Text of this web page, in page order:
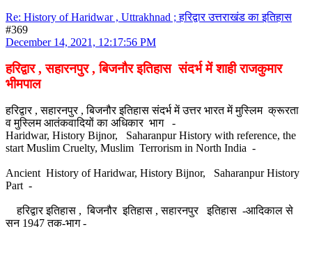
Re: History of Haridwar , Uttrakhnad ; हरिद्वार उत्तराखंड का इतिहास
#369
December 14, 2021, 12:17:56 PM
हरिद्वार , सहारनपुर , बिजनौर इतिहास संदर्भ में शाही राजकुमार
भीमपाल
हरिद्वार , सहारनपुर , बिजनौर इतिहास संदर्भ में उत्तर भारत में मुस्लिम क्रूरता
व मुस्लिम आतंकवादियों का अधिकार भाग -
Haridwar, History Bijnor, Saharanpur History with reference, the
start Muslim Cruelty, Muslim Terrorism in North India -
Ancient History of Haridwar, History Bijnor, Saharanpur History
Part -
हरिद्वार इतिहास , बिजनौर इतिहास , सहारनपुर इतिहास -आदिकाल से
सन 1947 तक-भाग -